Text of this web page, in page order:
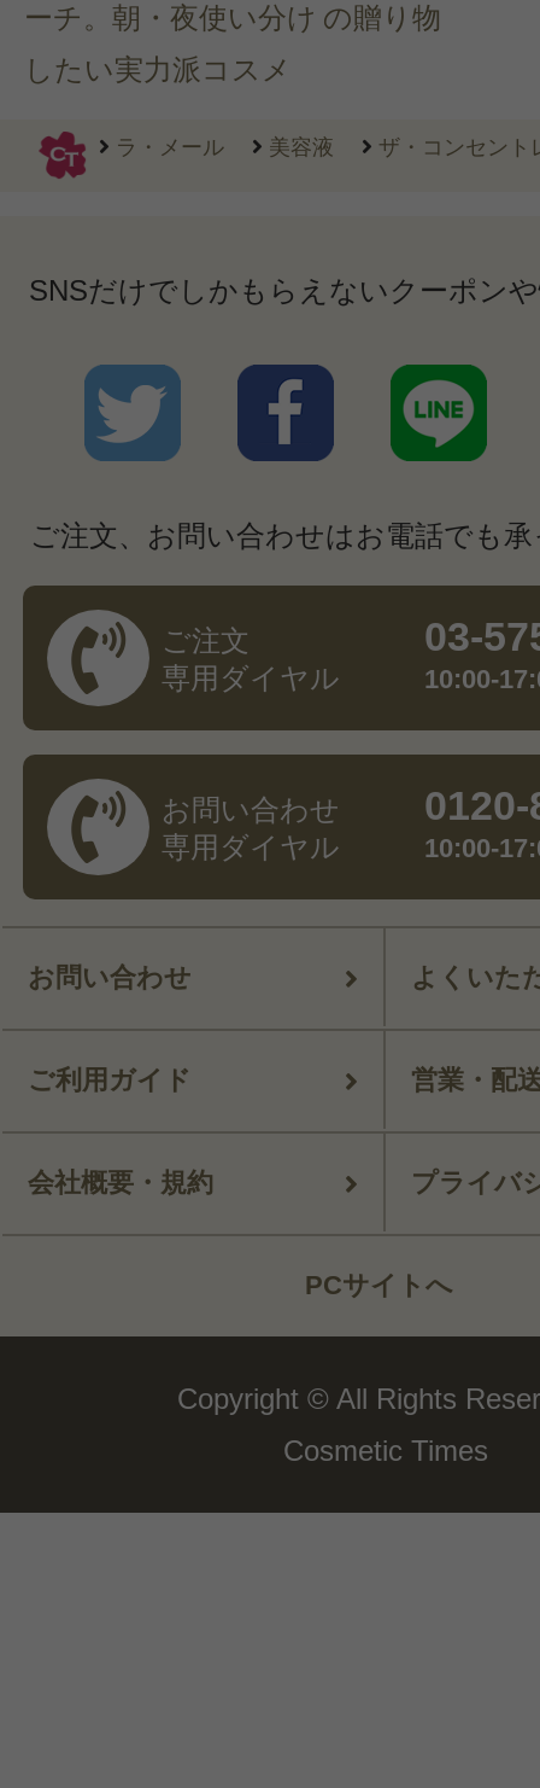
ーチ。朝・夜使い分け
したい実力派コスメ
の贈り物
ラ・メール 美容液 ザ・コンセント
SNSだけでしかもらえないクーポン
ご注文、お問い合わせはお電話でも
ご注文
専用ダイヤル
03-
10:00-
お問い合わせ
専用ダイヤル
10:00-
お問い合わせ よくいた
ご利用ガイド 営業・配
会社概要・規約 プライバ
PCサイトへ
Copyright © All Rights
Cosmetic Times